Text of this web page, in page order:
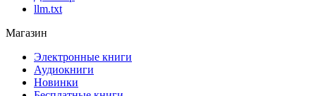
llm.txt
Магазин
Электронные книги
Аудиокниги
Новинки